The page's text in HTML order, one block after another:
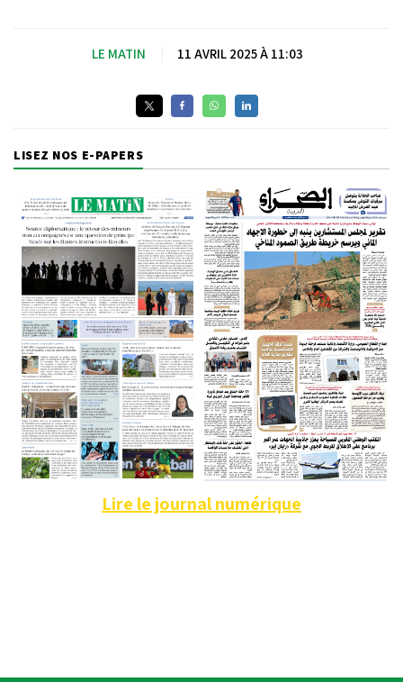
LE MATIN 11 AVRIL 2025 À 11:03
LISEZ NOS E-PAPERS
Lire le journal numérique